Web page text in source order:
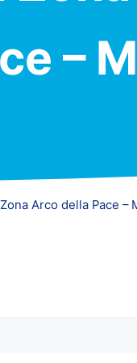
–
Arco della Pace –